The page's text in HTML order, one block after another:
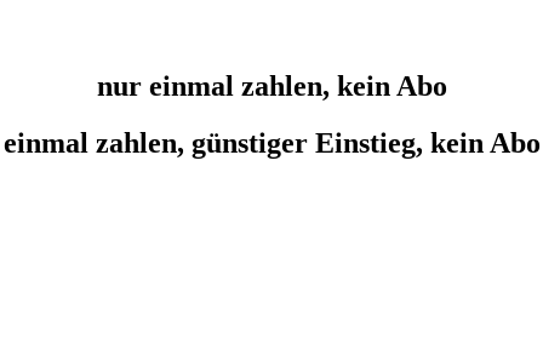
nur einmal zahlen, kein Abo
einmal zahlen, günstiger Einstieg, kein Abo